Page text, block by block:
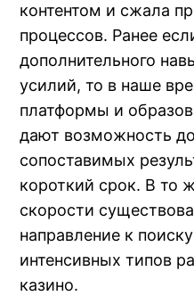
контентом и сжала
процессов. Ранее
дополнительного
усилий, то в наше
платформы и
дают возможность
сопоставимых
короткий срок. В то
скорости
направление к
интенсивных типов
казино.